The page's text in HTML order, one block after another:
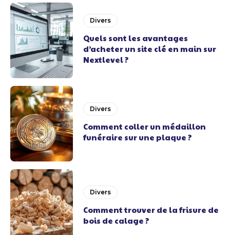
Divers
Quels sont les avantages
d’acheter un site clé en main sur
Nextlevel ?
Divers
Comment coller un médaillon
funéraire sur une plaque ?
Divers
Comment trouver de la frisure de
bois de calage ?